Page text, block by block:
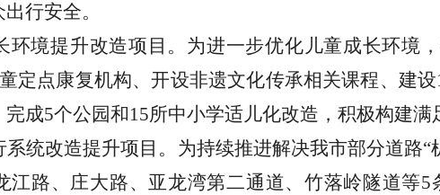
行安全。
环境提升改造项目。为进一步优化儿童成长环境
定点康复机构、开设非遗文化传承相关课程、建设
完成5个公园和15所中小学适儿化改造，积极构建满
系统改造提升项目。为持续推进解决我市部分道路“
江路、庄大路、亚龙湾第二通道、竹落岭隧道等5